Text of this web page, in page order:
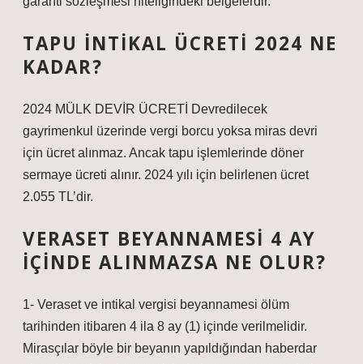
TAPU INTIKAL ÜCRETI 2024 NE
KADAR?
2024 MÜLK DEVİR ÜCRETİ Devredilecek
gayrimenkul üzerinde vergi borcu yoksa miras devri
için ücret alınmaz. Ancak tapu işlemlerinde döner
sermaye ücreti alınır. 2024 yılı için belirlenen ücret
2.055 TL’dir.
VERASET BEYANNAMESI 4 AY
IÇINDE ALINMAZSA NE OLUR?
1- Veraset ve intikal vergisi beyannamesi ölüm
tarihinden itibaren 4 ila 8 ay (1) içinde verilmelidir.
Mirasçılar böyle bir beyanın yapıldığından haberdar